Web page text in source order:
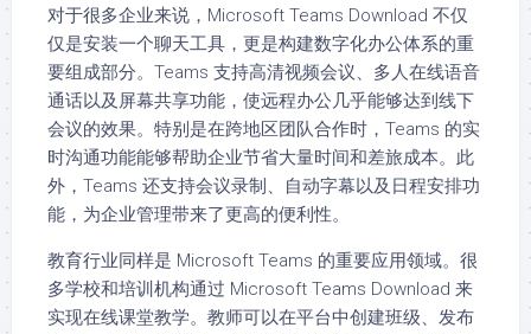
对于很多企业来说，Microsoft Teams Download 不仅
仅是安装一个聊天工具，更是构建数字化办公体系的重
要组成部分。Teams 支持高清视频会议、多人在线语音
通话以及屏幕共享功能，使远程办公几乎能够达到线下
会议的效果。特别是在跨地区团队合作时，Teams 的实
时沟通功能能够帮助企业节省大量时间和差旅成本。此
外，Teams 还支持会议录制、自动字幕以及日程安排功
能，为企业管理带来了更高的便利性。
教育行业同样是 Microsoft Teams 的重要应用领域。很
多学校和培训机构通过 Microsoft Teams Download 来
实现在线课堂教学。教师可以在平台中创建班级、发布